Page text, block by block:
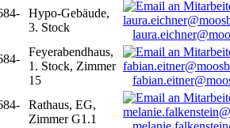
Hypo-Gebäude,
3. Stock
Feyerabendhaus,
1. Stock, Zimmer
15
Rathaus, EG,
Zimmer G1.1